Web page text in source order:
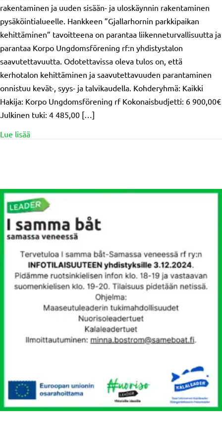
rakentaminen ja uuden sisään- ja uloskäynnin rakentaminen
pysäköintialueelle. Hankkeen ”Gjallarhornin parkkipaikan
kehittäminen” tavoitteena on parantaa liikenneturvallisuutta ja
parantaa Korpo Ungdomsförening rf:n yhdistystalon
saavutettavuutta. Odotettavissa oleva tulos on, että
kerhotalon kehittäminen ja saavutettavuuden parantaminen
onnistuu kevät-, syys- ja talvikaudella. Kohderyhmä: Kaikki
Hakija: Korpo Ungdomsförening rf Kokonaisbudjetti: 6 900,00€
Julkinen tuki: 4 485,00 […]
Lue lisääabout Myönnetty tuki: Korpo ungdomsförening rf/